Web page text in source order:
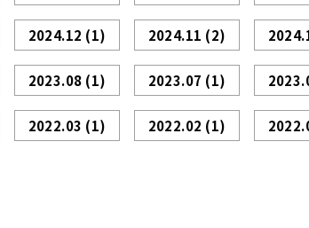
2024.12 (1) 2024.11 (2)
2023.08 (1) 2023.07 (1)
2022.03 (1) 2022.02 (1)